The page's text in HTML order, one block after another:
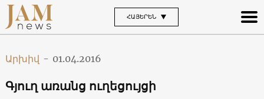
ՀԱՅԵՐԵՆ
Արխիվ - 01.04.2016
Գյուղ առանց ուղեցույցի